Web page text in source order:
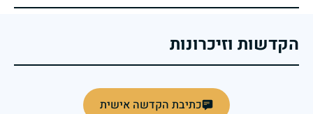
הקדשות וזיכרונות
כתיבת הקדשה אישית